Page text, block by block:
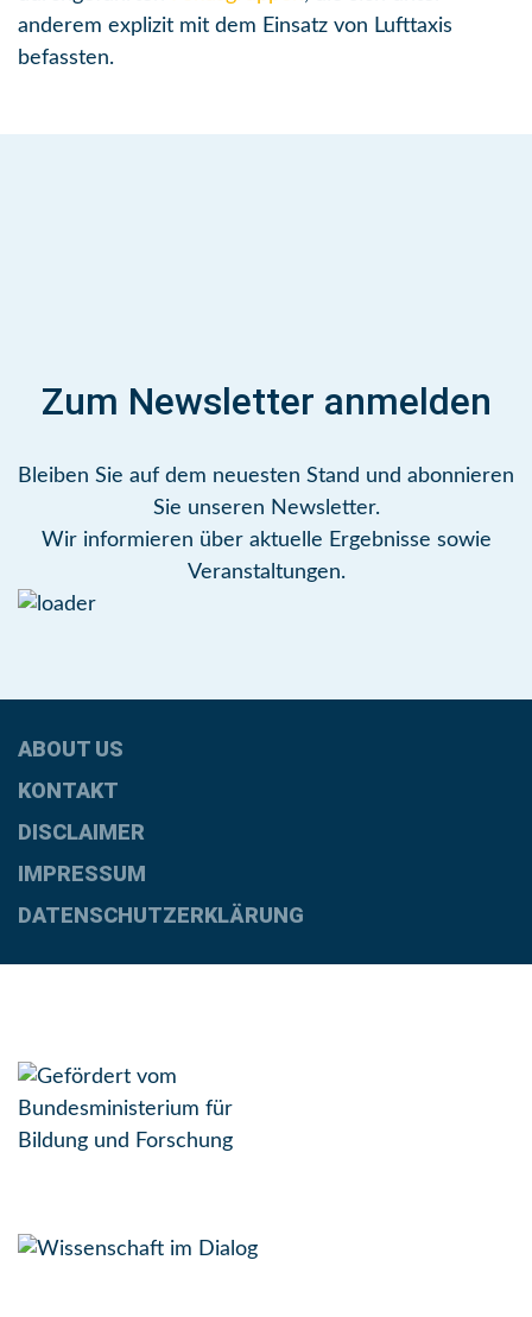
anderem explizit mit dem Einsatz von Lufttaxis
befassten.
Zum Newsletter anmelden
Bleiben Sie auf dem neuesten Stand und abonnieren
Sie unseren Newsletter.
Wir informieren über aktuelle Ergebnisse sowie
Veranstaltungen.
ABOUT US
KONTAKT
DISCLAIMER
IMPRESSUM
DATENSCHUTZERKLÄRUNG